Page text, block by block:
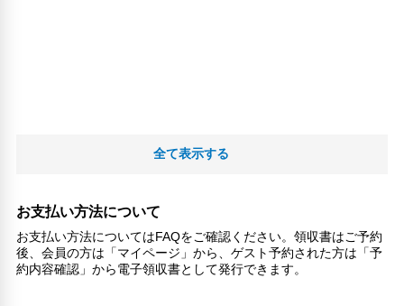
全て表示する
お支払い方法について
お支払い方法についてはFAQをご確認ください。領収書はご予約
後、会員の方は「マイページ」から、ゲスト予約された方は「予
約内容確認」から電子領収書として発行できます。